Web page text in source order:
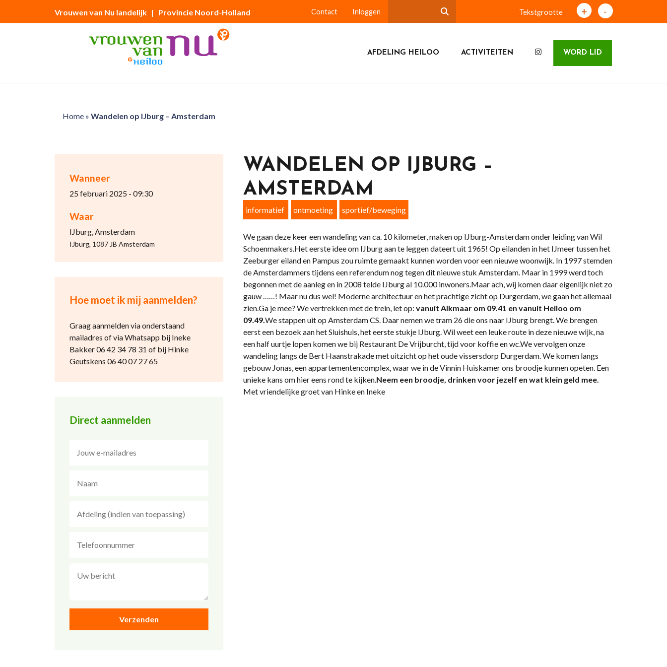
Vrouwen van Nu landelijk | Provincie Noord-Holland Contact Inloggen Tekstgrootte + -
AFDELING HEILOO ACTIVITEITEN WORD LID
Home» Wandelen op IJburg – Amsterdam
Wanneer
25 februari 2025 - 09:30
Waar
IJburg, Amsterdam
IJburg, 1087 JB Amsterdam
Hoe moet ik mij aanmelden?
Graag aanmelden via onderstaand
mailadres of via Whatsapp bij Ineke
Bakker 06 42 34 78 31 of bij Hinke
Geutskens 06 40 07 27 65
Direct aanmelden
WANDELEN OP IJBURG –
AMSTERDAM
informatief ontmoeting sportief/beweging
We gaan deze keer een wandeling van ca. 10 kilometer, maken op IJburg-Amsterdam onder leiding van Wil
Schoenmakers.Het eerste idee om IJburg aan te leggen dateert uit 1965! Op eilanden in het IJmeer tussen het
Zeeburger eiland en Pampus zou ruimte gemaakt kunnen worden voor een nieuwe woonwijk. In 1997 stemden
de Amsterdammers tijdens een referendum nog tegen dit nieuwe stuk Amsterdam. Maar in 1999 werd toch
begonnen met de aanleg en in 2008 telde IJburg al 10.000 inwoners.Maar ach, wij komen daar eigenlijk niet zo
gauw ……! Maar nu dus wel! Moderne architectuur en het prachtige zicht op Durgerdam, we gaan het allemaal
zien.Ga je mee? We vertrekken met de trein, let op: vanuit Alkmaar om 09.41 en vanuit Heiloo om
09.49.We stappen uit op Amsterdam CS. Daar nemen we tram 26 die ons naar IJburg brengt. We brengen
eerst een bezoek aan het Sluishuis, het eerste stukje IJburg. Wil weet een leuke route in deze nieuwe wijk, na
een half uurtje lopen komen we bij Restaurant De Vrijburcht, tijd voor koffie en wc.We vervolgen onze
wandeling langs de Bert Haanstrakade met uitzicht op het oude vissersdorp Durgerdam. We komen langs
gebouw Jonas, een appartementencomplex, waar we in de Vinnin Huiskamer ons broodje kunnen opeten. Een
unieke kans om hier eens rond te kijken.Neem een broodje, drinken voor jezelf en wat klein geld mee.
Met vriendelijke groet van Hinke en Ineke